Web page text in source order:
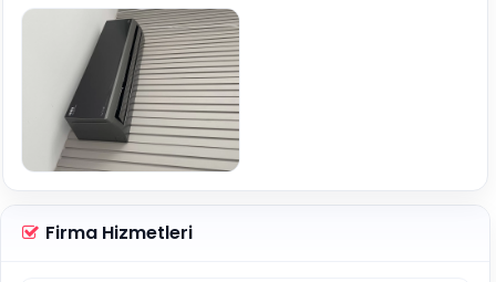
Firma Hizmetleri